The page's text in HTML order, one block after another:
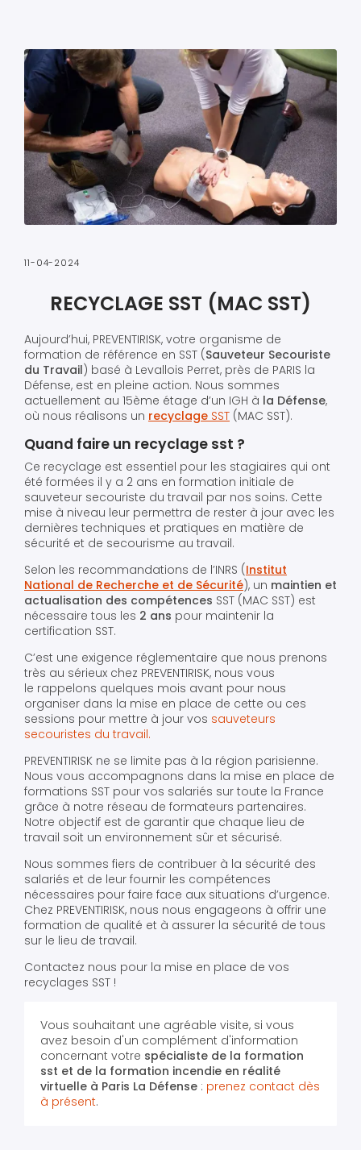
11-04-2024
RECYCLAGE SST (MAC SST)
Aujourd’hui, PREVENTIRISK, votre organisme de
formation de référence en SST (Sauveteur Secouriste
du Travail) basé à Levallois Perret, près de PARIS la
Défense, est en pleine action. Nous sommes
actuellement au 15ème étage d’un IGH à la Défense,
où nous réalisons un recyclage SST (MAC SST).
Quand faire un recyclage sst ?
Ce recyclage est essentiel pour les stagiaires qui ont
été formées il y a 2 ans en formation initiale de
sauveteur secouriste du travail par nos soins. Cette
mise à niveau leur permettra de rester à jour avec les
dernières techniques et pratiques en matière de
sécurité et de secourisme au travail.
Selon les recommandations de l’INRS (Institut
National de Recherche et de Sécurité), un maintien et
actualisation des compétences SST (MAC SST) est
nécessaire tous les 2 ans pour maintenir la
certification SST.
C’est une exigence réglementaire que nous prenons
très au sérieux chez PREVENTIRISK, nous vous
le rappelons quelques mois avant pour nous
organiser dans la mise en place de cette ou ces
sessions pour mettre à jour vos sauveteurs
secouristes du travail.
PREVENTIRISK ne se limite pas à la région parisienne.
Nous vous accompagnons dans la mise en place de
formations SST pour vos salariés sur toute la France
grâce à notre réseau de formateurs partenaires.
Notre objectif est de garantir que chaque lieu de
travail soit un environnement sûr et sécurisé.
Nous sommes fiers de contribuer à la sécurité des
salariés et de leur fournir les compétences
nécessaires pour faire face aux situations d’urgence.
Chez PREVENTIRISK, nous nous engageons à offrir une
formation de qualité et à assurer la sécurité de tous
sur le lieu de travail.
Contactez nous pour la mise en place de vos
recyclages SST !
Vous souhaitant une agréable visite, si vous
avez besoin d'un complément d'information
concernant votre spécialiste de la formation
sst et de la formation incendie en réalité
virtuelle à Paris La Défense : prenez contact dès
à présent.